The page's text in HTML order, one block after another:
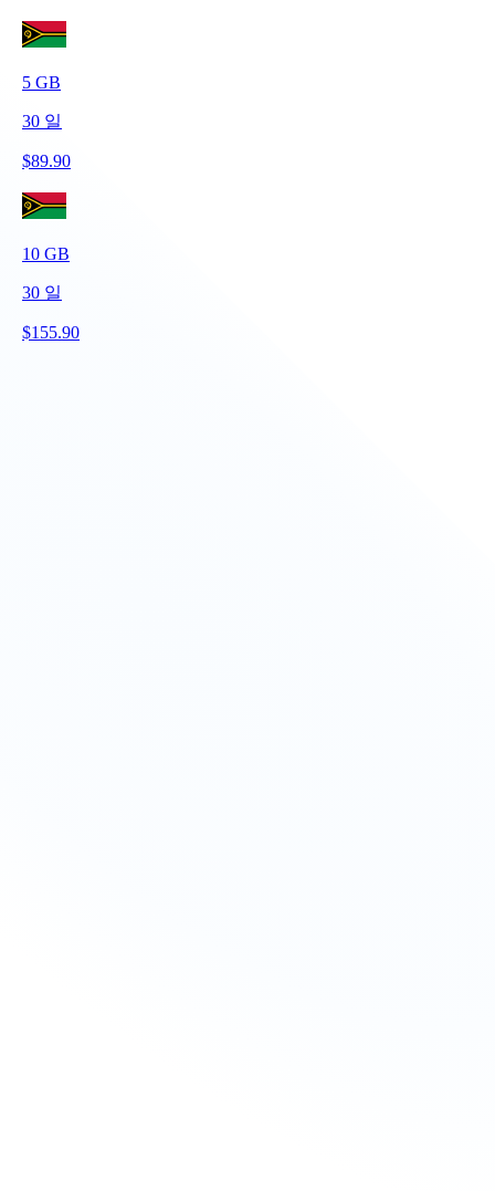
5 GB
30 일
$89.90
10 GB
30 일
$155.90